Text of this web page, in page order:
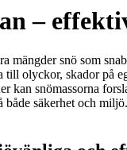
–
snö som
olyckor, skador på
kan snömassorna
säkerhet och